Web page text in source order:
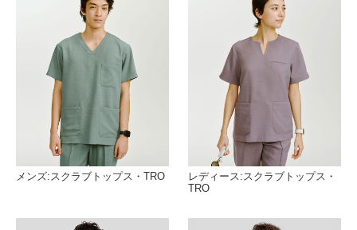
メンズ:スクラブトップス・TRO
レディース:スクラブトップス・
TRO